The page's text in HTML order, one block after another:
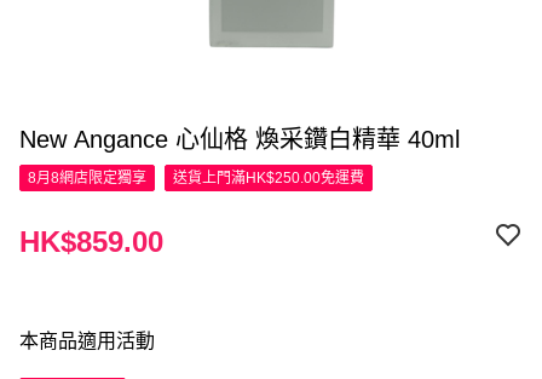
New Angance 心仙格 煥采鑽白精華 40ml
8月8網店限定獨享 送貨上門滿HK$250.00免運費
HK$859.00
本商品適用活動